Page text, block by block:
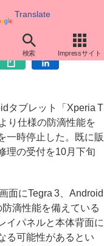
Translate
検索 Impressサイト
売を一時停止
タブレット「Xperia T
り仕様の防滴性能を
一時停止した。既に販
理の受付を10月下旬
面にTegra 3、Android
滴性能を備えている
イパネルと本体背面に
る可能性があるとい